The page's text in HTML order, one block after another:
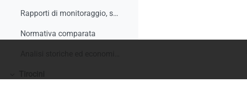
Rapporti di monitoraggio, studi, ricerche, report internazionali
Normativa comparata
Minimizza